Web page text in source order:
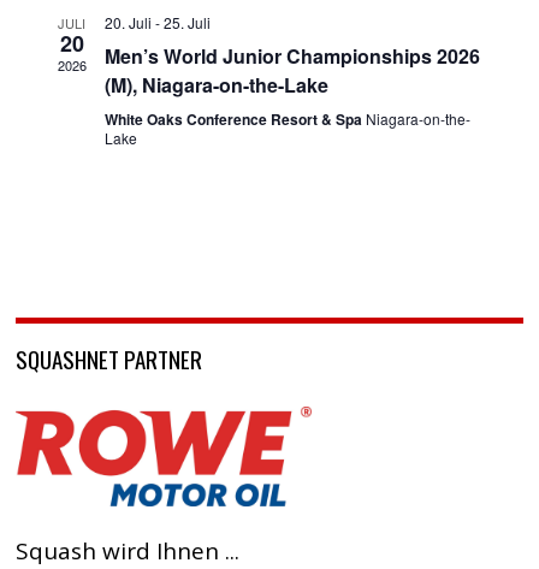
JULI
20
2026
20. Juli -25. Juli
Men’s World Junior Championships 2026
(M), Niagara-on-the-Lake
White Oaks Conference Resort & Spa Niagara-on-the-
Lake
SQUASHNET PARTNER
Squash wird Ihnen ...